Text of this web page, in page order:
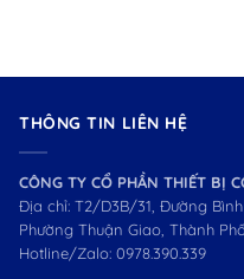
THÔNG TIN LIÊN HỆ
CÔNG TY CỔ PHẦN THIẾT BỊ
Địa chỉ: T2/D3B/31, Đường
Phường Thuận Giao, Thành
Hotline/Zalo: 0978.390.339